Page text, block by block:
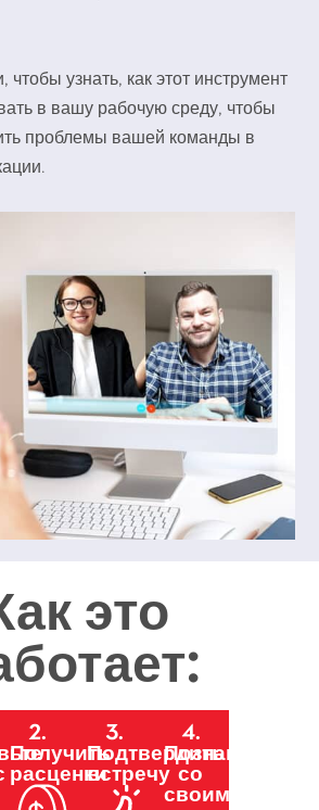
узнать, как этот инструмент
в вашу рабочую среду, чтобы
проблемы вашей команды в
это
2.
Получить
расценки
3.
Подтвердить
встречу
4.
со
своим